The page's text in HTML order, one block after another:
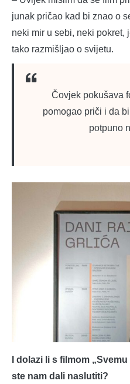
junak pričao kad bi znao o
neki mir u sebi, neki
tako razmišljao o svijetu.
Čovjek pokušava
pomogao priči i da
potpuno
I dolazi li s filmom
ste nam dali naslutiti?